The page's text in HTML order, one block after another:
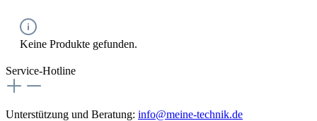
Keine Produkte gefunden.
Service-Hotline
Unterstützung und Beratung: info@meine-technik.de